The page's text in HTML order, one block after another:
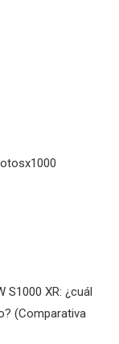
S1000 XR: ¿cuál
(Comparativa